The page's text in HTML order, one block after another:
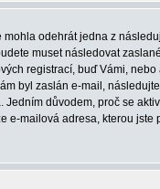
odehrát jedna z
muset následovat
registrací, buď Vámi,
byl zaslán e-mail,
důvodem, proč se
e-mailová adresa, kterou jste